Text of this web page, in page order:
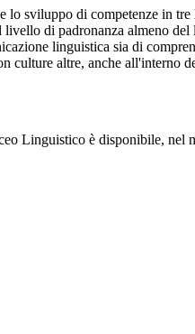
lo sviluppo di competenze in
di padronanza almeno
linguistica sia di
culture altre, anche all'interno
Linguistico è disponibile, nel